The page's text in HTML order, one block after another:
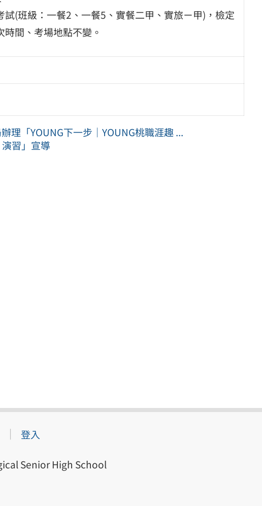
(班級：一餐2、一餐5、實餐二甲、實旅ㄧ甲)，檢定
間、考場地點不變。
理「YOUNG下一步｜YOUNG桃職涯趣 ...
習」宣導
登入
Senior High School